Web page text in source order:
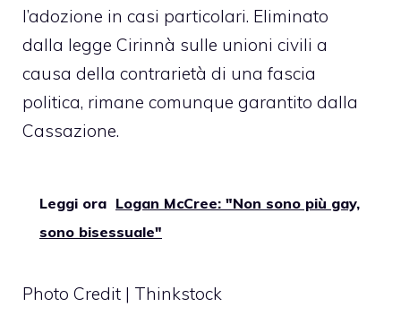
l’adozione in casi particolari. Eliminato
dalla legge Cirinnà sulle unioni civili a
causa della contrarietà di una fascia
politica, rimane comunque garantito dalla
Cassazione.
Leggi ora Logan McCree: "Non sono più gay,
sono bisessuale"
Photo Credit | Thinkstock